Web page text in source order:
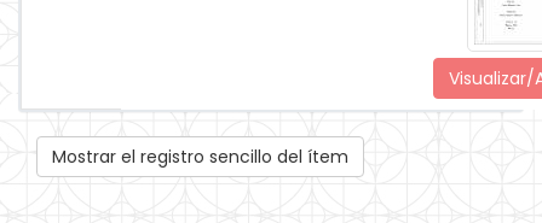
Visualizar/
Mostrar el registro sencillo del ítem